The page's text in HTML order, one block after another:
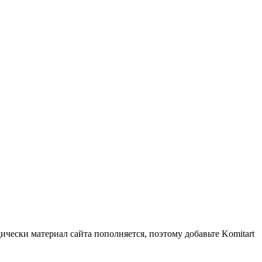
материал сайта пополняется, поэтому добавьте Komitart